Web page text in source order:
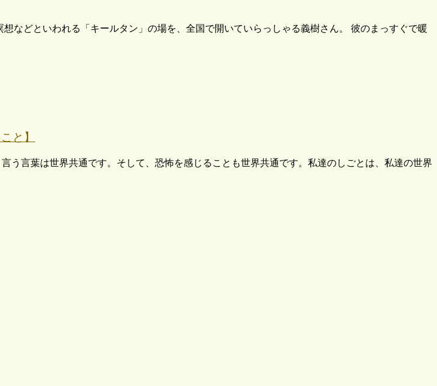
などといわれる「キールタン」の場を、全国で開いていらっしゃる義樹さん。 彼のまっすぐで暖
と】
う言葉は世界共通です。そして、恐怖を感じることも世界共通です。私達のしごとは、私達の世界